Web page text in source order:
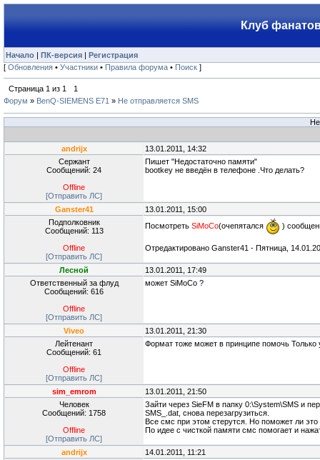
Клуб
Начало | ПК-версия | Регистрация
[ Обновления • Участники • Правила форума • Поиск ]
Страница 1 из 1
1
Форум » BenQ-SIEMENS E71 » Не отправляется SMS
andrijx
13.01.2011, 14:32
Сержант
Сообщений: 24
Offline
[Отправить ЛС]
Пишет "Недостаточно памяти"
bootkey не введён в телефоне .Что делать?
Ganster41
13.01.2011, 15:00
Подполковник
Сообщений: 113
Offline
[Отправить ЛС]
Посмотреть SiMoCo(очепятался )
Отредактировано Ganster41 - Пятница,
Лесной
13.01.2011, 17:49
Ответственный за флуд
Сообщений: 616
Offline
[Отправить ЛС]
может SiMoCo ?
Viveo
13.01.2011, 21:30
Лейтенант
Сообщений: 61
Offline
[Отправить ЛС]
Формат тоже может в принципе помочь
sim_emrom
13.01.2011, 21:50
Человек
Сообщений: 1758
Offline
[Отправить ЛС]
Зайти через SieFM в папку 0:\System\SMS и
SMS_.dat, снова перезагрузиться.
Все смс при этом стерутся. Но поможет ли это
По идее с чисткой памяти смс помогает и
andrijx
14.01.2011, 11:21